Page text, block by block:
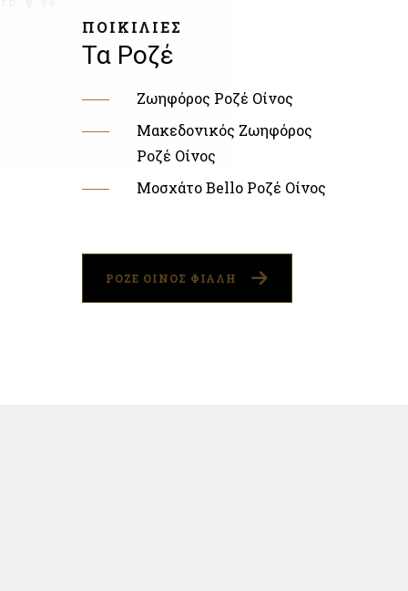
ΠΟΙΚΙΛΙΕΣ
Τα Ροζέ
Ζωηφόρος Ροζέ Οίνος
Μακεδονικός Ζωηφόρος
Ροζέ Οίνος
Μοσχάτο Bello Ροζέ Οίνος
ΡΟΖΕ ΟΙΝΟΣ ΦΙΑΛΗ